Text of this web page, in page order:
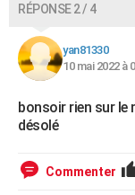
RÉPONSE 2 / 4
yan81330
10 mai 2022 à
bonsoir rien sur le
désolé
Commenter